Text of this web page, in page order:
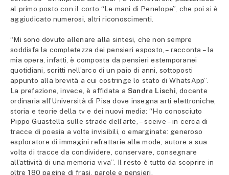
al primo posto con il corto “Le mani di Penelope”, che poi si è
aggiudicato numerosi, altri riconoscimenti.
“Mi sono dovuto allenare alla sintesi, che non sempre
soddisfa la completezza dei pensieri esposto, – racconta – la
mia opera, infatti, è composta da pensieri estemporanei
quotidiani, scritti nell’arco di un paio di anni, sottoposti
appunto alla brevità a cui costringe lo stato di WhatsApp”.
La prefazione, invece, è affidata a Sandra Lischi, docente
ordinaria all’Università di Pisa dove insegna arti elettroniche,
storia e teorie della tv e dei nuovi media: “Ho conosciuto
Pippo Guastella sulle strade dell’arte, – sceive – in cerca di
tracce di poesia a volte invisibili, o emarginate: generoso
esploratore di immagini refrattarie alle mode, autore a sua
volta di tracce da condividere, conservare, consegnare
all’attività di una memoria viva”. Il resto è tutto da scoprire in
oltre 180 pagine di frasi, parole e pensieri.